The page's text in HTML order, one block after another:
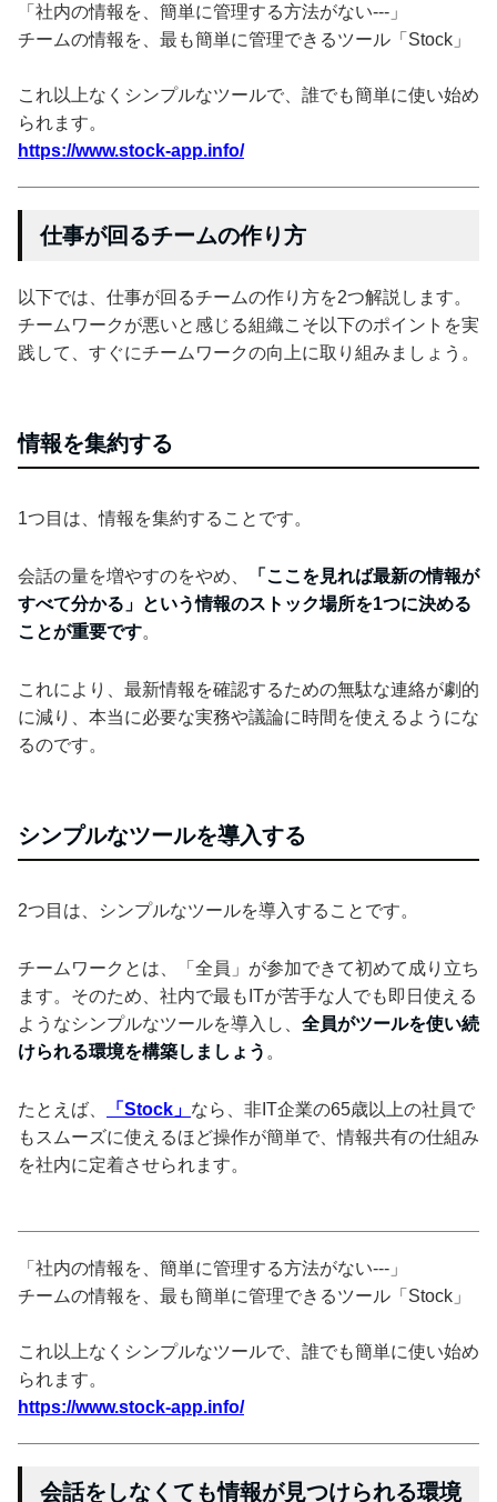
「社内の情報を、簡単に管理する方法がない---」
チームの情報を、最も簡単に管理できるツール「Stock」
これ以上なくシンプルなツールで、誰でも簡単に使い始め
られます。
https://www.stock-app.info/
仕事が回るチームの作り方
以下では、仕事が回るチームの作り方を2つ解説します。
チームワークが悪いと感じる組織こそ以下のポイントを実
践して、すぐにチームワークの向上に取り組みましょう。
情報を集約する
1つ目は、情報を集約することです。
会話の量を増やすのをやめ、
「ここを見れば最新の情報が
すべて分かる」という情報のストック場所を1つに決める
ことが重要です。
これにより、最新情報を確認するための無駄な連絡が劇的
に減り、本当に必要な実務や議論に時間を使えるようにな
るのです。
シンプルなツールを導入する
2つ目は、シンプルなツールを導入することです。
チームワークとは、「全員」が参加できて初めて成り立ち
ます。そのため、社内で最もITが苦手な人でも即日使える
ようなシンプルなツールを導入し、 全員がツールを使い続
けられる環境を構築しましょう 。
たとえば、 「Stock」 なら、非IT企業の65歳以上の社員で
もスムーズに使えるほど操作が簡単で、情報共有の仕組み
を社内に定着させられます。
「社内の情報を、簡単に管理する方法がない---」
チームの情報を、最も簡単に管理できるツール「Stock」
これ以上なくシンプルなツールで、誰でも簡単に使い始め
られます。
https://www.stock-app.info/
会話をしなくても情報が見つけられる環境